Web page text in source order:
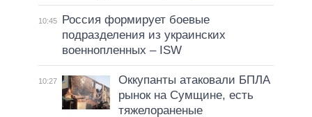
10:45
Россия формирует боевые
подразделения из украинских
военнопленных – ISW
10:27
Оккупанты атаковали БПЛА
рынок на Сумщине, есть
тяжелораненые